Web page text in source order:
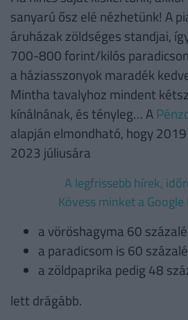
sanyarú ősz elé nézhetünk! A
áruházak zöldséges standjai,
700-800 forint/kilós
a háziasszonyok maradék
Mintha tavalyhoz mindent
kínálnának, és tényleg… A
alapján elmondható, hogy
2023 júliusára
A legfrissebb hírek,
Kövess minket a
a vöröshagyma 60
a paradicsom is 60
a zöldpaprika pedig 48
lett drágább.